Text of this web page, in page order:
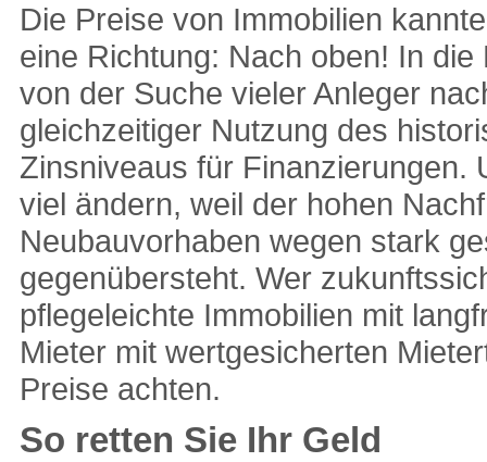
Die Preise von Immobilien
eine Richtung: Nach oben! In
von der Suche vieler Anleger
gleichzeitiger Nutzung des
Zinsniveaus für Finanzierungen.
viel ändern, weil der hohen
Neubauvorhaben wegen stark
gegenübersteht. Wer
pflegeleichte Immobilien mit
Mieter mit wertgesicherten
Preise achten.
So retten Sie Ihr Geld